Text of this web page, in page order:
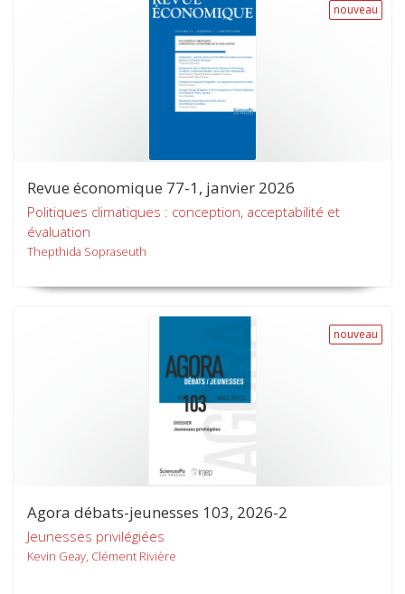
nouveau
Revue économique 77-1, janvier 2026
Politiques climatiques : conception, acceptabilité et
évaluation
Thepthida Sopraseuth
nouveau
Agora débats-jeunesses 103, 2026-2
Jeunesses privilégiées
Kevin Geay, Clément Rivière